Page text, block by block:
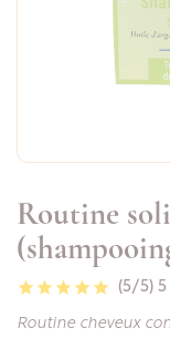
Routine
(5/5) 5
Routine cheveux